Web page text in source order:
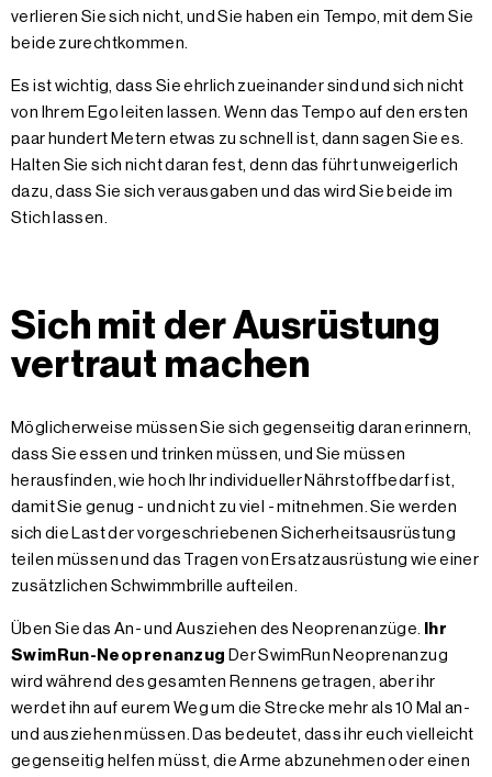
verlieren Sie sich nicht, und Sie haben ein Tempo, mit dem Sie
beide zurechtkommen.
Es ist wichtig, dass Sie ehrlich zueinander sind und sich nicht
von Ihrem Ego leiten lassen. Wenn das Tempo auf den ersten
paar hundert Metern etwas zu schnell ist, dann sagen Sie es.
Halten Sie sich nicht daran fest, denn das führt unweigerlich
dazu, dass Sie sich verausgaben und das wird Sie beide im
Stich lassen.
Sich mit der Ausrüstung
vertraut machen
Möglicherweise müssen Sie sich gegenseitig daran erinnern,
dass Sie essen und trinken müssen, und Sie müssen
herausfinden, wie hoch Ihr individueller Nährstoffbedarf ist,
damit Sie genug - und nicht zu viel - mitnehmen. Sie werden
sich die Last der vorgeschriebenen Sicherheitsausrüstung
teilen müssen und das Tragen von Ersatzausrüstung wie einer
zusätzlichen Schwimmbrille aufteilen.
Üben Sie das An- und Ausziehen des Neoprenanzüge.
Ihr
SwimRun-Neoprenanzug Der SwimRun Neoprenanzug
wird während des gesamten Rennens getragen, aber ihr
werdet ihn auf eurem Weg um die Strecke mehr als 10 Mal an-
und ausziehen müssen. Das bedeutet, dass ihr euch vielleicht
gegenseitig helfen müsst, die Arme abzunehmen oder einen